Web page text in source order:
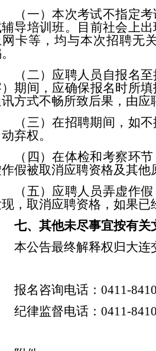
（一）本次考试不指定
导培训班。目前社会上
卡等，均与本次招聘无
（二） 应聘人员 自报名
期间，应确保报名时所
方式不畅所致后果，由应
（三）在招聘期间，如
弃权。
（四）在体检和考察环
假被取消应聘资格及其他
（五）应聘人员弄虚作
，取消应聘资格，如果已
七、其他未尽事宜按有关
本公告最终解释权归大连
报名咨询电话：0411-8410
纪律监督电话：0411-